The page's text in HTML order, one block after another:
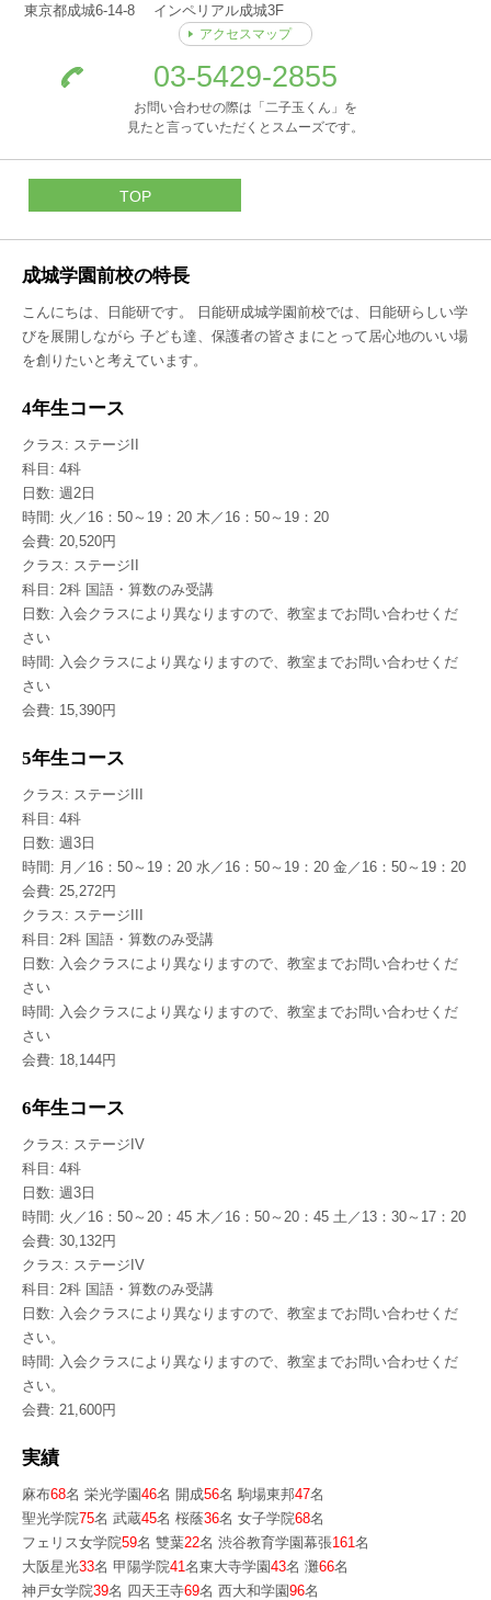
東京都成城6-14-8 インペリアル成城3F
アクセスマップ
03-5429-2855
お問い合わせの際は「二子玉くん」を
見たと言っていただくとスムーズです。
TOP
成城学園前校の特長
こんにちは、日能研です。 日能研成城学園前校では、日能研らしい学
びを展開しながら 子ども達、保護者の皆さまにとって居心地のいい場
を創りたいと考えています。
4年生コース
クラス: ステージII
科目: 4科
日数: 週2日
時間: 火／16：50～19：20 木／16：50～19：20
会費: 20,520円
クラス: ステージII
科目: 2科 国語・算数のみ受講
日数: 入会クラスにより異なりますので、教室までお問い合わせくだ
さい
時間: 入会クラスにより異なりますので、教室までお問い合わせくだ
さい
会費: 15,390円
5年生コース
クラス: ステージIII
科目: 4科
日数: 週3日
時間: 月／16：50～19：20 水／16：50～19：20 金／16：50～19：20
会費: 25,272円
クラス: ステージIII
科目: 2科 国語・算数のみ受講
日数: 入会クラスにより異なりますので、教室までお問い合わせくだ
さい
時間: 入会クラスにより異なりますので、教室までお問い合わせくだ
さい
会費: 18,144円
6年生コース
クラス: ステージIV
科目: 4科
日数: 週3日
時間: 火／16：50～20：45 木／16：50～20：45 土／13：30～17：20
会費: 30,132円
クラス: ステージIV
科目: 2科 国語・算数のみ受講
日数: 入会クラスにより異なりますので、教室までお問い合わせくだ
さい。
時間: 入会クラスにより異なりますので、教室までお問い合わせくだ
さい。
会費: 21,600円
実績
麻布68名 栄光学園46名 開成56名 駒場東邦47名
聖光学院75名 武蔵45名 桜蔭36名 女子学院68名
フェリス女学院59名 雙葉22名 渋谷教育学園幕張161名
大阪星光33名 甲陽学院41名東大寺学園43名 灘66名
神戸女学院39名 四天王寺69名 西大和学園96名